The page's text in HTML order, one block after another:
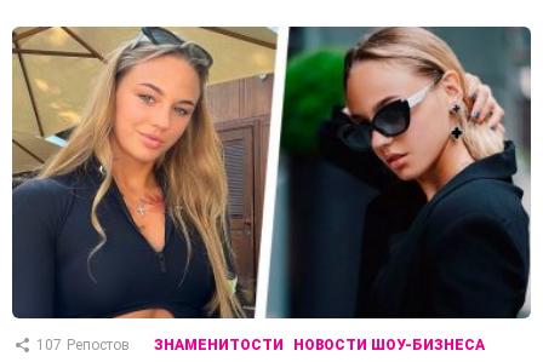
107 Репостов ЗНАМЕНИТОСТИ НОВОСТИ ШОУ-БИЗНЕСА